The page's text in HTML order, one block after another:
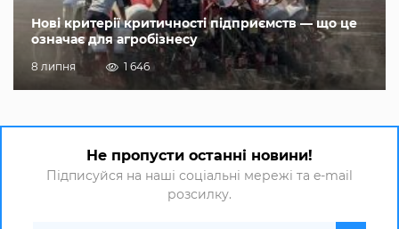
Нові критерії критичності підприємств — що це
означає для агробізнесу
8 липня 1 646
Не пропусти останні новини!
Підписуйся на наші соціальні мережі та e-mail
розсилку.